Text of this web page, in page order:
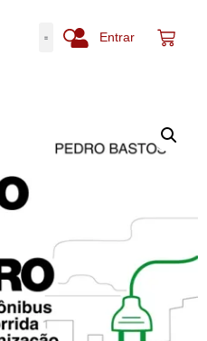
Entrar